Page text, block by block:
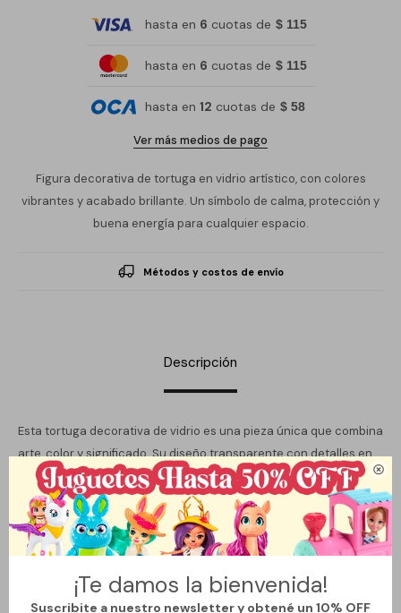

¡Te damos la bienvenida!
Suscribite a nuestro newsletter y obtené un 10% OFF
hasta en 6 cuotas de $ 115
hasta en 6 cuotas de $ 115
hasta en 12 cuotas de $ 58
Ver más medios de pago
Figura decorativa de tortuga en vidrio artístico, con colores
vibrantes y acabado brillante. Un símbolo de calma, protección y
buena energía para cualquier espacio.
Métodos y costos de envío
Descripción
Esta tortuga decorativa de vidrio es una pieza única que combina
arte, color y significado. Su diseño transparente con detalles en
tonos rojo, azul, verde y amarillo refleja la luz de forma elegante,
convirtiéndola en un objeto que llama la atención desde
cualquier ángulo.
La tortuga es un símbolo ancestral de protección, estabilidad,
paciencia y larga vida, ideal para quienes buscan decorar con
intención y energía positiva. Perfecta para escritorios,